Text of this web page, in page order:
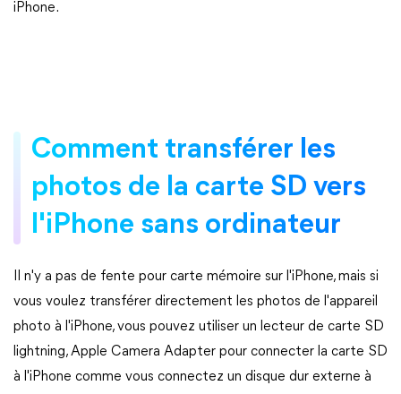
iPhone.
Comment transférer les
photos de la carte SD vers
l'iPhone sans ordinateur
Il n'y a pas de fente pour carte mémoire sur l'iPhone, mais si
vous voulez transférer directement les photos de l'appareil
photo à l'iPhone, vous pouvez utiliser un lecteur de carte SD
lightning, Apple Camera Adapter pour connecter la carte SD
à l'iPhone comme vous connectez un disque dur externe à